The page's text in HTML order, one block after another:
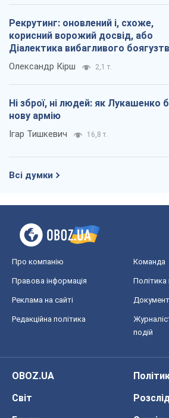
Рекрутинг: оновлений і, схоже,
корисний ворожий досвід, або
Діалектика вибагливого
Олександр Кірш 2,1 т.
Ні зброї, ні людей: як Лукашенко
нову армію
Ігар Тишкевич 16,8 т.
Всі думки
Про компанію Команда
Правова інформація Політика
Реклама на сайті
Редакційна політика
подій
OBOZ.UA
Світ